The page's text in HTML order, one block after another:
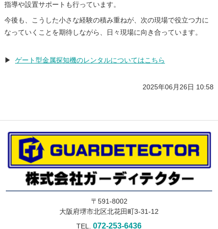
指導や設置サポートも行っています。
今後も、こうした小さな経験の積み重ねが、次の現場で役立つ力に
なっていくことを期待しながら、日々現場に向き合っています。
▶ ゲート型金属探知機のレンタルについてはこちら
2025年06月26日 10:58
〒591-8002
大阪府堺市北区北花田町3-31-12
TEL. 072-253-6436